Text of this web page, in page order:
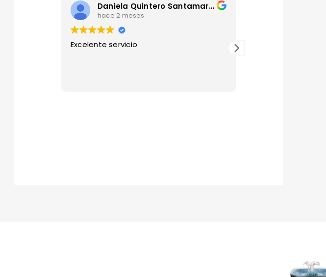
Daniela Quintero Santamaria
hace 2 meses
Excelente servicio